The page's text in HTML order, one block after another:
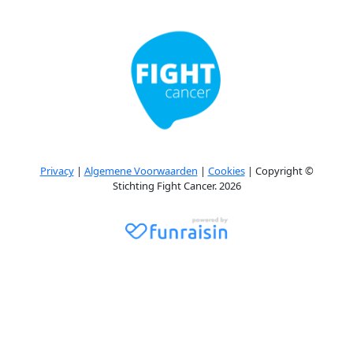
Privacy| Algemene Voorwaarden | Cookies| Copyright ©
Stichting Fight Cancer. 2026